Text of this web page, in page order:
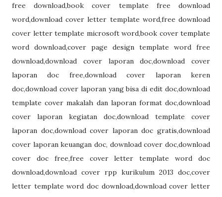
free download,book cover template free download
word,download cover letter template word,free download
cover letter template microsoft word,book cover template
word download,cover page design template word free
download,download cover laporan doc,download cover
laporan doc free,download cover laporan keren
doc,download cover laporan yang bisa di edit doc,download
template cover makalah dan laporan format doc,download
cover laporan kegiatan doc,download template cover
laporan doc,download cover laporan doc gratis,download
cover laporan keuangan doc, download cover doc,download
cover doc free,free cover letter template word doc
download,download cover rpp kurikulum 2013 doc,cover
letter template word doc download,download cover letter